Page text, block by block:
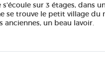
sur 3 étages, dans
se trouve le petit village
anciennes, un beau lavoir.